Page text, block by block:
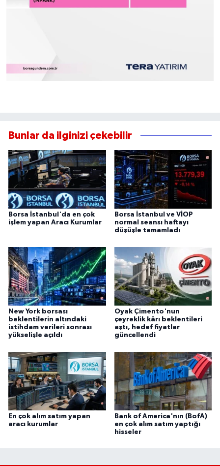
Bunlar da ilginizi çekebilir
Borsa İstanbul'da en çok
işlem yapan Aracı Kurumlar
Borsa İstanbul ve VİOP
normal seansı haftayı
düşüşle tamamladı
New York borsası
beklentilerin altındaki
istihdam verileri sonrası
yükselişle açıldı
Oyak Çimento'nun
çeyreklik kârı beklentileri
aştı, hedef fiyatlar
güncellendi
En çok alım satım yapan
aracı kurumlar
Bank of America'nın (BofA)
en çok alım satım yaptığı
hisseler